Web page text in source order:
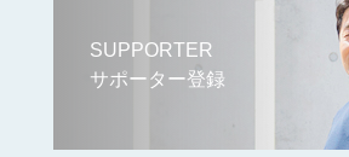
SUPPORTER
サポーター登録